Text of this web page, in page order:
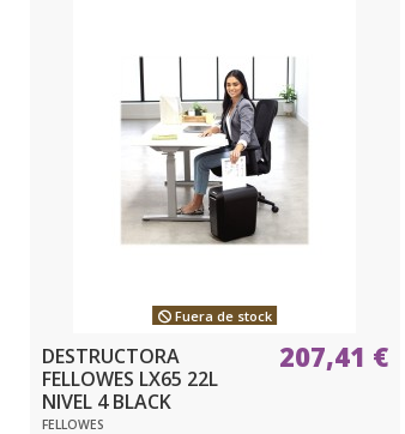
Fuera de stock
DESTRUCTORA
FELLOWES LX65 22L
NIVEL 4 BLACK
FELLOWES
207,41 €